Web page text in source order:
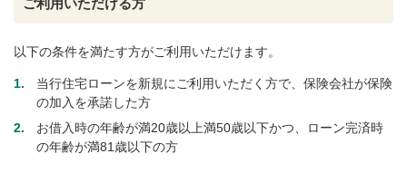
ご利用いただける方
以下の条件を満たす方がご利用いただけます。
1.
当行住宅ローンを新規にご利用いただく方で、保険会社が保険
の加入を承諾した方
2.
お借入時の年齢が満20歳以上満50歳以下かつ、ローン完済時
の年齢が満81歳以下の方